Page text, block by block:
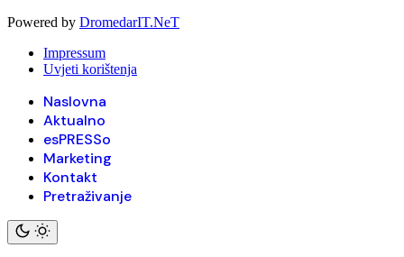
Powered by DromedarIT.NeT
Impressum
Uvjeti korištenja
Naslovna
Aktualno
esPRESSo
Marketing
Kontakt
Pretraživanje